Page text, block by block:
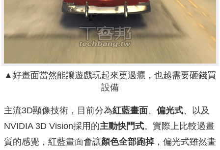
▲好畫面當然能讓遊戲玩起來更過癮，也越需要砸錢買
設備
主流3D顯像技術，目前分為紅藍畫面、 偏光式、以及
NVIDIA 3D Vision採用的主動快門式。實際上比較過畫
質的感覺，紅藍畫面會讓顏色全部跑掉，偏光式雖然畫